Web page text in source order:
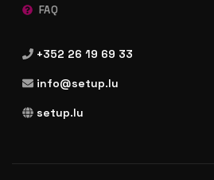
FAQ
+352 26 19 69 33
info@setup.lu
setup.lu